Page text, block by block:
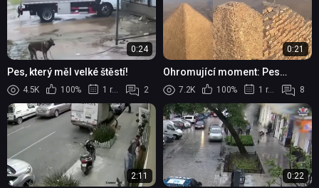
0:24
Pes, který měl velké štěstí!
4.5K 100% 1 rok 2
0:21
Ohromující moment: Pes
spatřen na vrcholu 139 metrů
vysoké Velké pyramidy v Gíze
7.2K 100% 1 rok 8
2:11 0:22